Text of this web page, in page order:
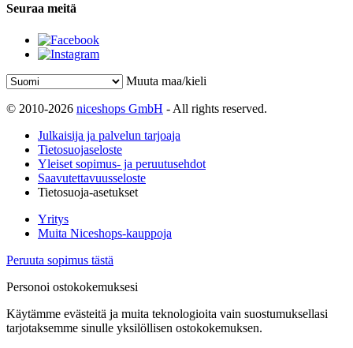
Seuraa meitä
Muuta maa/kieli
© 2010-2026 niceshops GmbH - All rights reserved.
Julkaisija ja palvelun tarjoaja
Tietosuojaseloste
Yleiset sopimus- ja peruutusehdot
Saavutettavuusseloste
Tietosuoja-asetukset
Yritys
Muita Niceshops-kauppoja
Peruuta sopimus tästä
Personoi ostokokemuksesi
Käytämme evästeitä ja muita teknologioita vain suostumuksellasi
tarjotaksemme sinulle yksilöllisen ostokokemuksen.